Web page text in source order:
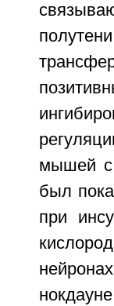
мышей с
был
при